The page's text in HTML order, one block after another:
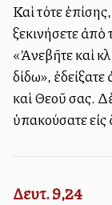
Καὶ τότε
ξεκινήσετε
«Ἀνεβῆτε καὶ
δίδω»,
καὶ Θεοῦ σας.
ὑπακούσατε εἰς
Δευτ. 9,24